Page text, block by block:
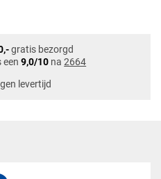
gratis bezorgd
een9,0/10 na2664
levertijd